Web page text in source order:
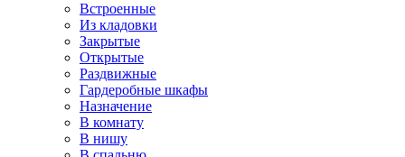
Встроенные
Из кладовки
Закрытые
Открытые
Раздвижные
Гардеробные шкафы
Назначение
В комнату
В нишу